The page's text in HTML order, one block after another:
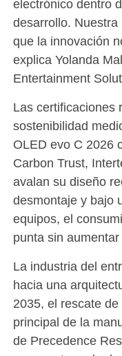
electrónico dentro
desarrollo.
que la innovación
explica Yolanda
Entertainment
Las certificaciones
sostenibilidad
OLED evo C 2026
Carbon Trust,
avalan su diseño
desmontaje y bajo
equipos, el
punta sin
La industria del
hacia una
2035, el rescate
principal de la
de Precedence